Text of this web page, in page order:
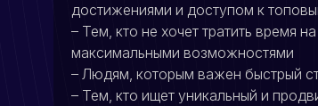
достижениями и доступом к
– Тем, кто не хочет тратить время
максимальными возможностями
– Людям, которым важен быстрый
– Тем, кто ищет уникальный и